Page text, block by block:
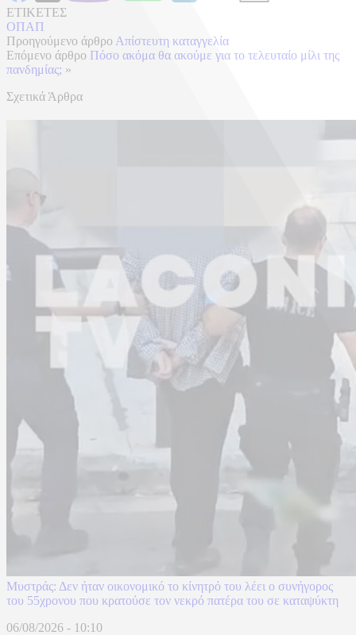
ΕΤΙΚΕΤΕΣ
ΟΠΑΠ
Προηγούμενο άρθρο Απίστευτη καταγγελία
Επόμενο άρθρο Πόσο ακόμα θα ακούμε για το τελευταίο μίλι της
πανδημίας; »
Σχετικά Άρθρα
Μυστράς: Δεν ήταν οικονομικό το κίνητρό του λέει ο συνήγορος
του 55χρονου που κρατούσε τον νεκρό πατέρα του σε καταψύκτη
06/08/2026 - 10:10